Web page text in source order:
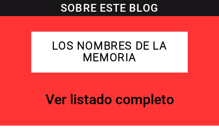
SOBRE ESTE BLOG
LOS NOMBRES DE LA
MEMORIA
Ver listado completo